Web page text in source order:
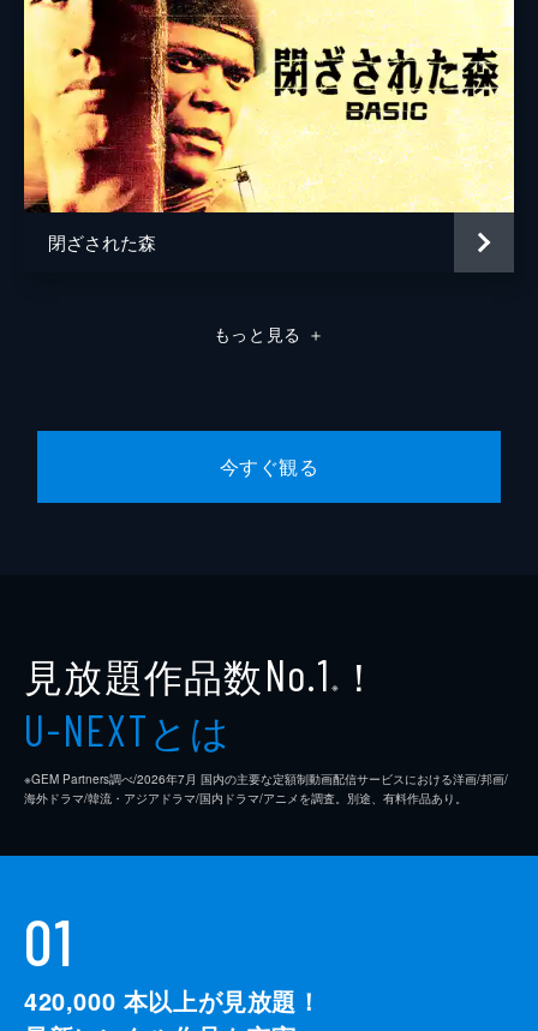
閉ざされた森
もっと見る ＋
今すぐ観る
見放題作品数No.1 ※ ！
U-NEXTとは
※GEM Partners調べ/2026年7⽉ 国内の主要な定額制動画配信サービスにおける洋画/邦画/
海外ドラマ/韓流・アジアドラマ/国内ドラマ/アニメを調査。別途、有料作品あり。
01
420,000 本以上が見放題！